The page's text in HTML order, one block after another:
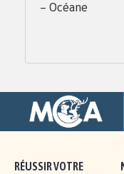
– Océane
RÉUSSIR VOTRE